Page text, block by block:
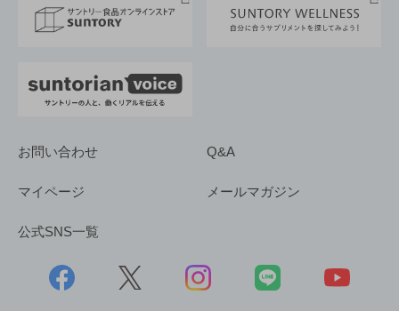
採用情報
お問い合わせ Q&A
マイページ メールマガジン
公式SNS一覧